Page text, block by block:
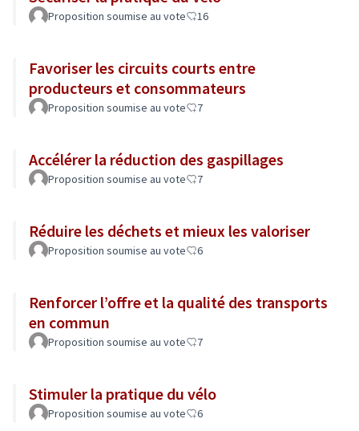
Proposition soumise au vote 16
Favoriser les circuits courts entre
producteurs et consommateurs
Proposition soumise au vote 7
Accélérer la réduction des gaspillages
Proposition soumise au vote 7
Réduire les déchets et mieux les valoriser
Proposition soumise au vote 6
Renforcer l’offre et la qualité des transports
en commun
Proposition soumise au vote 7
Stimuler la pratique du vélo
Proposition soumise au vote 6